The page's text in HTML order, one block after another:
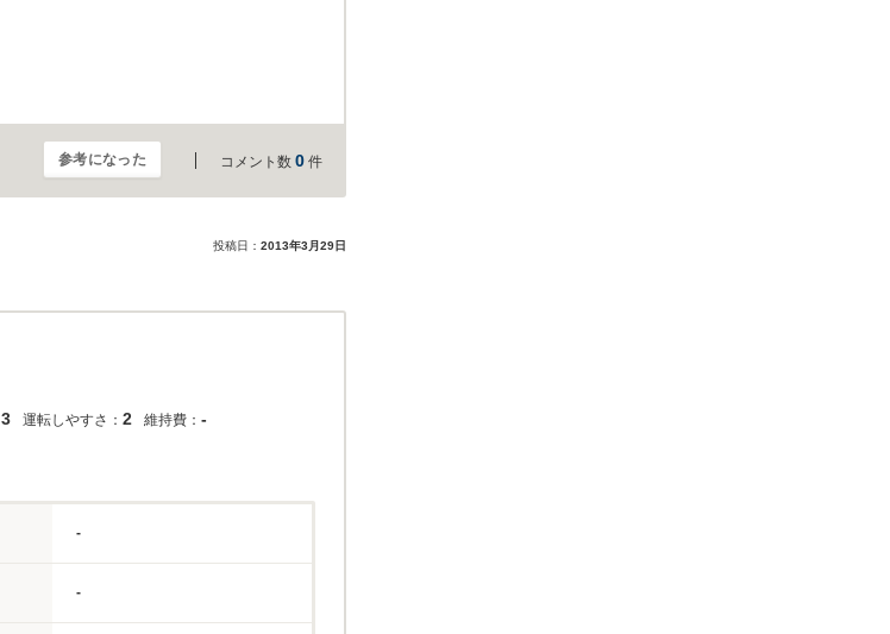
参考になった コメント数 0 件
投稿日： 2013年3月29日
3 運転しやすさ： 2 維持費： -
-
-